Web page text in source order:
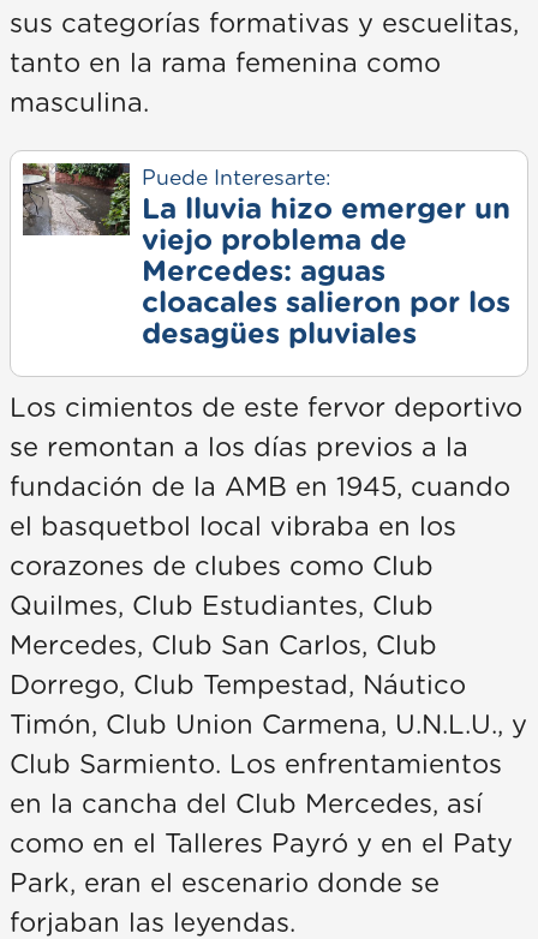
sus categorías formativas y escuelitas,
tanto en la rama femenina como
masculina.
Puede Interesarte:
La lluvia hizo emerger un
viejo problema de
Mercedes: aguas
cloacales salieron por los
desagües pluviales
Los cimientos de este fervor deportivo
se remontan a los días previos a la
fundación de la AMB en 1945, cuando
el basquetbol local vibraba en los
corazones de clubes como Club
Quilmes, Club Estudiantes, Club
Mercedes, Club San Carlos, Club
Dorrego, Club Tempestad, Náutico
Timón, Club Union Carmena, U.N.L.U., y
Club Sarmiento. Los enfrentamientos
en la cancha del Club Mercedes, así
como en el Talleres Payró y en el Paty
Park, eran el escenario donde se
forjaban las leyendas.